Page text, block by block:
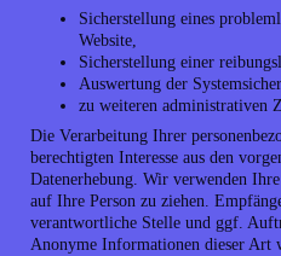
Sicherstellung eines
Website,
Sicherstellung einer
Auswertung der
zu weiteren administrativen
Die Verarbeitung Ihrer
berechtigten Interesse aus den
Datenerhebung. Wir verwenden
auf Ihre Person zu ziehen.
verantwortliche Stelle und ggf.
Anonyme Informationen dieser Art